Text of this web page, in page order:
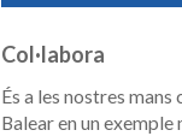
Col·labora
És a les nostres
Balear en un exemple